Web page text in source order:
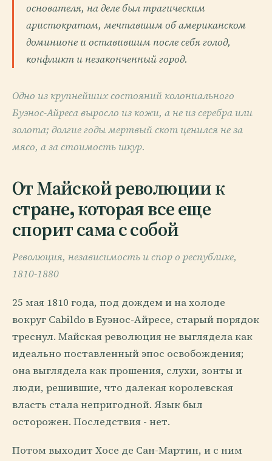
основателя, на деле был трагическим
аристократом, мечтавшим об американском
доминионе и оставившим после себя голод,
конфликт и незаконченный город.
Одно из крупнейших состояний колониального
Буэнос-Айреса выросло из кожи, а не из серебра или
золота; долгие годы мертвый скот ценился не за
мясо, а за стоимость шкур.
От Майской революции к
стране, которая все еще
спорит сама с собой
Революция, независимость и спор о республике,
1810-1880
25 мая 1810 года, под дождем и на холоде
вокруг Cabildo в Буэнос-Айресе, старый порядок
треснул. Майская революция не выглядела как
идеально поставленный эпос освобождения;
она выглядела как прошения, слухи, зонты и
люди, решившие, что далекая королевская
власть стала непригодной. Язык был
осторожен. Последствия - нет.
Потом выходит Хосе де Сан-Мартин, и с ним